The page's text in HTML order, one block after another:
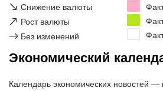
↘ Снижение валюты
↗ Рост валюты
→ Без изменений
Экономический
Календарь экономических новостей